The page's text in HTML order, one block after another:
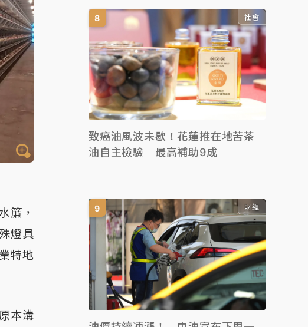
簾，
燈具
特地
本溝
社會
致癌油風波未歇！花蓮推在地苦茶
油自主檢驗 最高補助9成
財經